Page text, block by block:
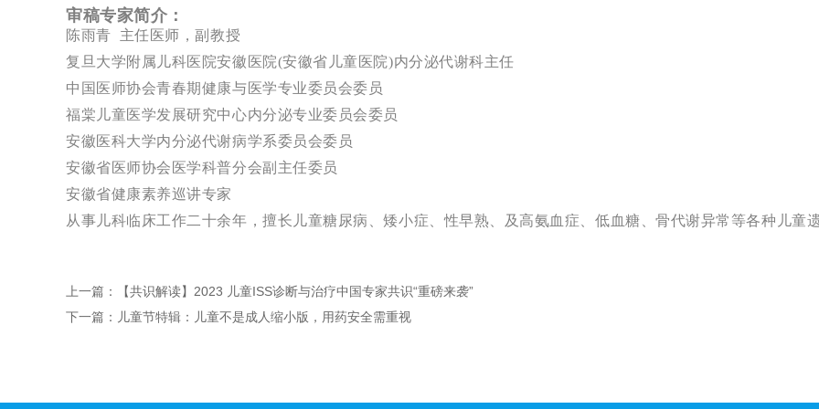
审稿专家简介：
陈雨青 主任医师，副教授
复旦大学附属儿科医院安徽医院(安徽省儿童医院)内分泌代谢科主任
中国医师协会青春期健康与医学专业委员会委员
福棠儿童医学发展研究中心内分泌专业委员会委员
安徽医科大学内分泌代谢病学系委员会委员
安徽省医师协会医学科普分会副主任委员
安徽省健康素养巡讲专家
从事儿科临床工作二十余年，擅长儿童糖尿病、矮小症、性早熟、及高氨血症、低血糖、骨代谢异常等各种儿童
上一篇：【共识解读】2023 儿童ISS诊断与治疗中国专家共识“重磅来袭”
下一篇：儿童节特辑：儿童不是成人缩小版，用药安全需重视